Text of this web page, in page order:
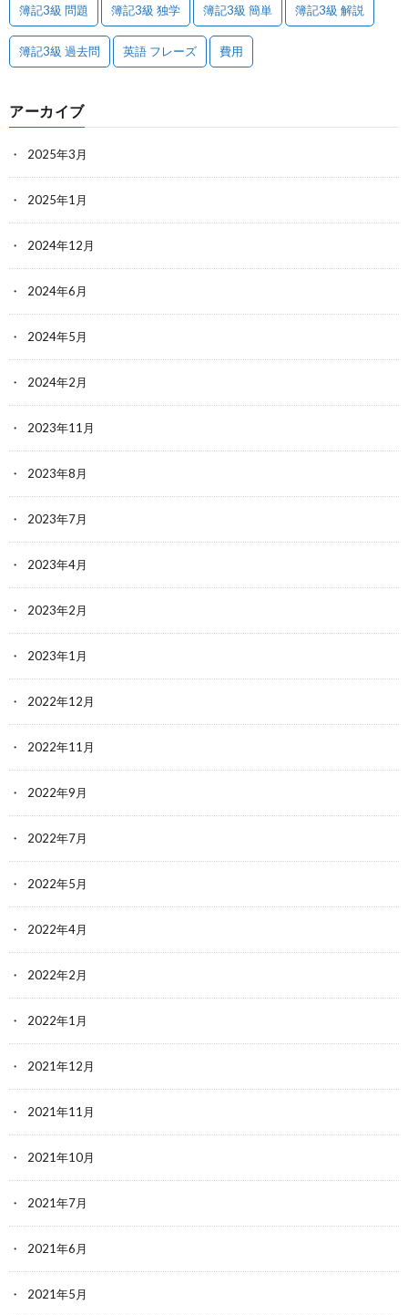
簿記3級 問題 簿記3級 独学 簿記3級 簡単 簿記3級 解説
簿記3級 過去問 英語 フレーズ 費用
アーカイブ
2025年3月
2025年1月
2024年12月
2024年6月
2024年5月
2024年2月
2023年11月
2023年8月
2023年7月
2023年4月
2023年2月
2023年1月
2022年12月
2022年11月
2022年9月
2022年7月
2022年5月
2022年4月
2022年2月
2022年1月
2021年12月
2021年11月
2021年10月
2021年7月
2021年6月
2021年5月